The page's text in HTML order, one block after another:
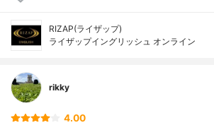
RIZAP(ライザップ)
ライザップイングリッシュ オンライン
rikky
4.00